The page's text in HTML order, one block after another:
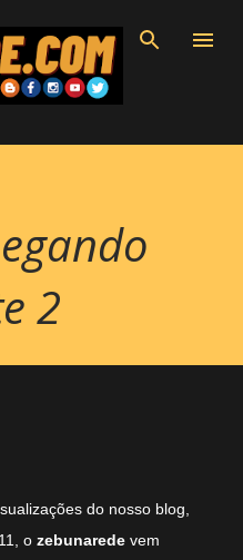
principal
2
do nosso blog,
o zebunarede vem